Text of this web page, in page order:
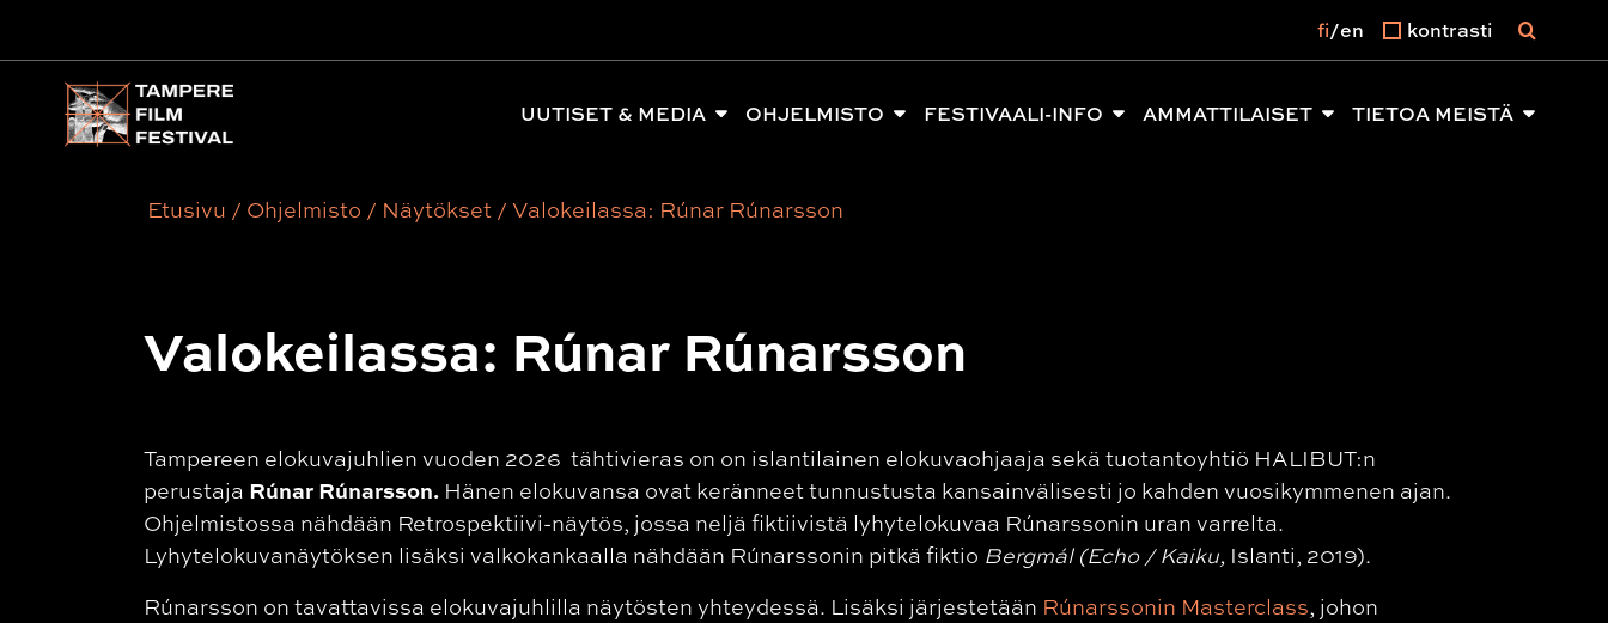
Päävalikko UUTISET & MEDIA OHJELMISTO FESTIVAALI-INFO AMMATTILAISET TIETOA MEISTÄ
fi en kontrasti
Etusivu / Ohjelmisto / Näytökset/ Valokeilassa: Rúnar Rúnarsson
Valokeilassa: Rúnar Rúnarsson
Tampereen elokuvajuhlien vuoden 2026 tähtivieras on on islantilainen elokuvaohjaaja sekä tuotantoyhtiö HALIBUT:n
perustaja Rúnar Rúnarsson. Hänen elokuvansa ovat keränneet tunnustusta kansainvälisesti jo kahden vuosikymmenen ajan.
Ohjelmistossa nähdään Retrospektiivi-näytös, jossa neljä fiktiivistä lyhytelokuvaa Rúnarssonin uran varrelta.
Lyhytelokuvanäytöksen lisäksi valkokankaalla nähdään Rúnarssonin pitkä fiktio Bergmál (Echo / Kaiku, Islanti, 2019).
Rúnarsson on tavattavissa elokuvajuhlilla näytösten yhteydessä. Lisäksi järjestetään Rúnarssonin Masterclass, johon